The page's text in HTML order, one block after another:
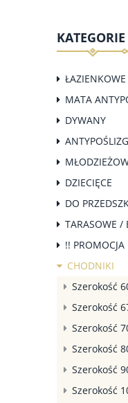
KATEGORIE
ŁAZIENKOWE
MATA
DYWANY
DZIECIĘCE
DO
TARASOWE /
!! PROMOCJA
CHODNIKI
Szerokość
Szerokość
Szerokość
Szerokość
Szerokość
Szerokość